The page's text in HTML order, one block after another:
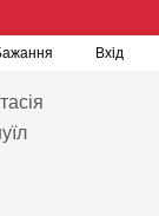
Вхід